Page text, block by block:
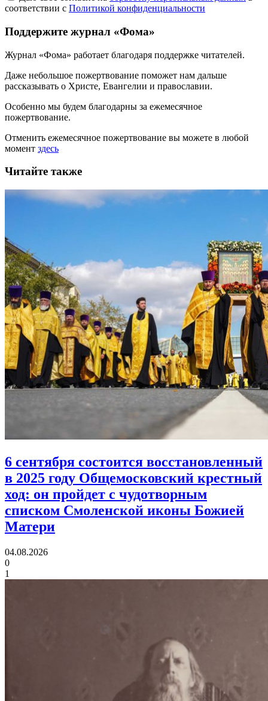
соответствии с Политикой конфиденциальности
Поддержите журнал «Фома»
Журнал «Фома» работает благодаря поддержке читателей.
Даже небольшое пожертвование поможет нам дальше
рассказывать о Христе, Евангелии и православии.
Особенно мы будем благодарны за ежемесячное
пожертвование.
Отменить ежемесячное пожертвование вы можете в любой
момент здесь
Читайте также
6 сентября состоится восстановленный
в 2025 году Общемосковский крестный
ход: он пройдет с чудотворным
списком Смоленской иконы Божией
Матери
04.08.2026
0
1